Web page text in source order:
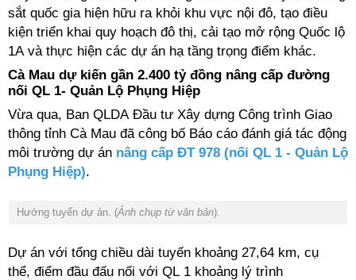
sắt quốc gia hiện hữu ra khỏi khu vực nội đô, tạo điều
kiện triển khai quy hoạch đô thị, cải tạo mở rộng Quốc lộ
1A và thực hiện các dự án hạ tầng trọng điểm khác.
Cà Mau dự kiến gần 2.400 tỷ đồng nâng cấp đường
nối QL 1- Quản Lộ Phụng Hiệp
Vừa qua, Ban QLDA Đầu tư Xây dựng Công trình Giao
thông tỉnh Cà Mau đã công bố Báo cáo đánh giá tác động
môi trường dự án nâng cấp ĐT 978 (nối QL 1 - Quản Lộ
Phụng Hiệp).
Hướng tuyến dự án. (Ảnh chụp từ văn bản).
Dự án với tổng chiều dài tuyến khoảng 27,64 km, cụ
thể, điểm đầu đấu nối với QL 1 khoảng lý trình